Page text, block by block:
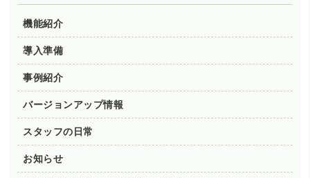
機能紹介
導入準備
事例紹介
バージョンアップ情報
スタッフの日常
お知らせ